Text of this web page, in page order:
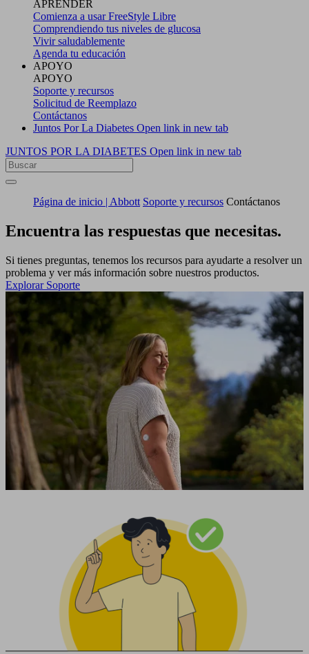
APRENDER
Comienza a usar FreeStyle Libre
Comprendiendo tus niveles de glucosa
Vivir saludablemente
Agenda tu educación
APOYO
APOYO
Soporte y recursos
Solicitud de Reemplazo
Contáctanos
Juntos Por La Diabetes Open link in new tab
JUNTOS POR LA DIABETES Open link in new tab
Página de inicio | Abbott Soporte y recursos Contáctanos
Encuentra las respuestas que necesitas.
Si tienes preguntas, tenemos los recursos para ayudarte a resolver un
problema y ver más información sobre nuestros productos.
Explorar Soporte